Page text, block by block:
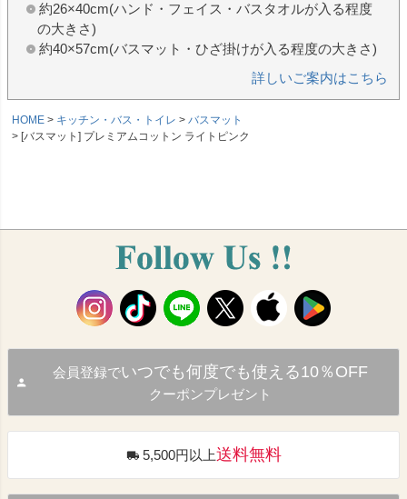
約26×40cm(ハンド・フェイス・バスタオルが入る程度
の大きさ)
約40×57cm(バスマット・ひざ掛けが入る程度の大きさ)
詳しいご案内はこちら
HOME キッチン・バス・トイレ
バスマット
[バスマット] プレミアムコットン ライトピンク
会員登録でいつでも何度でも使える10％OFF
クーポンプレゼント
5,500円以上送料無料